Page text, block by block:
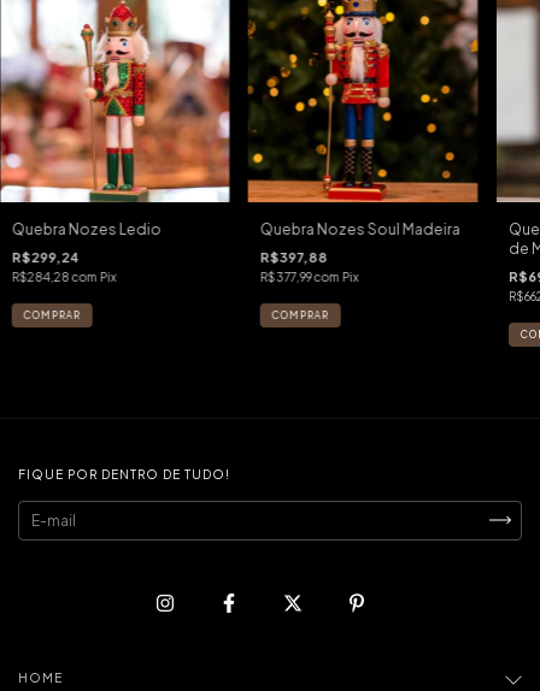
Quebra Nozes Ledio
R$299,24
R$284,28com Pix
Quebra Nozes Soul Madeira
R$397,88
R$377,99com Pix
de
FIQUE POR DENTRO DE TUDO!
HOME